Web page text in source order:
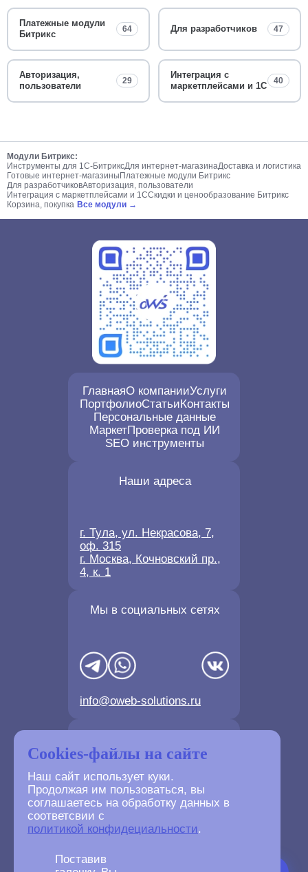
Платежные модули
Битрикс
64 Для разработчиков 47
Авторизация,
пользователи
29
Интеграция с
маркетплейсами и 1С
40
Cookies-файлы на сайте
Наш сайт использует куки.
Продолжая им пользоваться, вы
соглашаетесь на обработку данных в
соответсвии с
политикой конфидециальности.
Поставив
Модули Битрикс:
Инструменты для 1С-БитриксДля интернет-магазинаДоставка и логистика
Готовые интернет-магазиныПлатежные модули Битрикс
Для разработчиковАвторизация, пользователи
Интеграция с маркетплейсами и 1ССкидки и ценообразование Битрикс
Корзина, покупка Все модули →
ГлавнаяО компанииУслуги
ПортфолиоСтатьиКонтакты
Персональные данные
МаркетПроверка под ИИ
SEO инструменты
Мы в социальных сетях
info@oweb-solutions.ru
Наши адреса
г. Тула, ул. Некрасова, 7,
оф. 315
г. Москва, Кочновский пр.,
4, к. 1
+7(4872) 702-730
+7(499) 677-61-84